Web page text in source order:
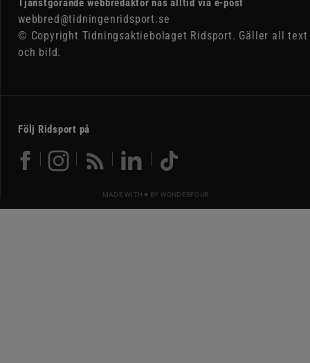
Tjänstgörande webbredaktör nås alltid via e-post
webbred@tidningenridsport.se
© Copyright Tidningsaktiebolaget Ridsport. Gäller all text
och bild.
Följ Ridsport på
MADE WITH ♥ BY WONDERFOUR